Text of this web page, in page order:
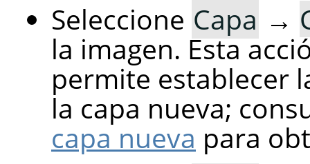
Seleccione Capa →
la imagen. Esta
permite establecer
la capa nueva;
capa nueva para